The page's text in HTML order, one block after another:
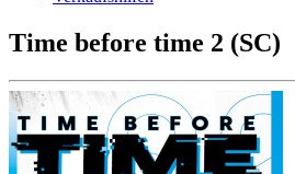
Time before time 2 (SC)